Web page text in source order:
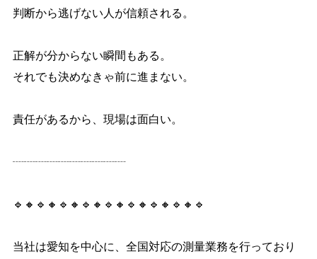
判断から逃げない人が信頼される。
正解が分からない瞬間もある。
それでも決めなきゃ前に進まない。
責任があるから、現場は面白い。
┈┈┈┈┈┈┈┈┈┈
🔹🔸🔹🔸🔹🔸🔹🔸🔹🔸🔹🔸🔹🔸🔹🔸🔹
当社は愛知を中心に、全国対応の測量業務を行っており